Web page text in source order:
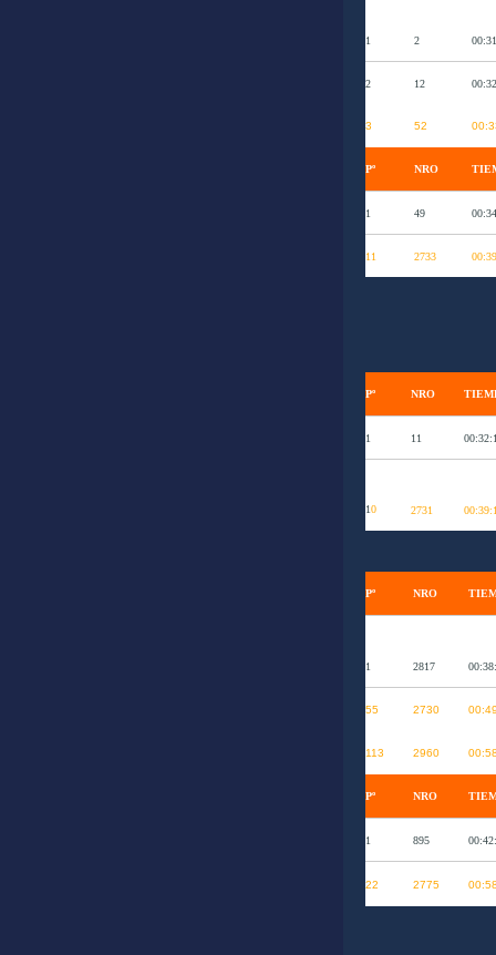
1 2
2 12
3 52
Pº NRO
1 49
11 2733
Pº NRO
1 11
10 2731
Pº NRO
1 2817
55 2730
113 2960
Pº NRO
1 895
22 2775